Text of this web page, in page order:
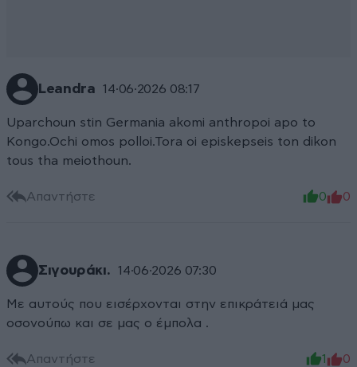
Leandra 14·06·2026 08:17
Uparchoun stin Germania akomi anthropoi apo to
Kongo.Ochi omos polloi.Tora oi episkepseis ton dikon
tous tha meiothoun.
Απαντήστε 0 0
Σιγουράκι. 14·06·2026 07:30
Με αυτούς που εισέρχονται στην επικράτειά μας
οσονούπω και σε μας ο έμπολα .
Απαντήστε 1 0